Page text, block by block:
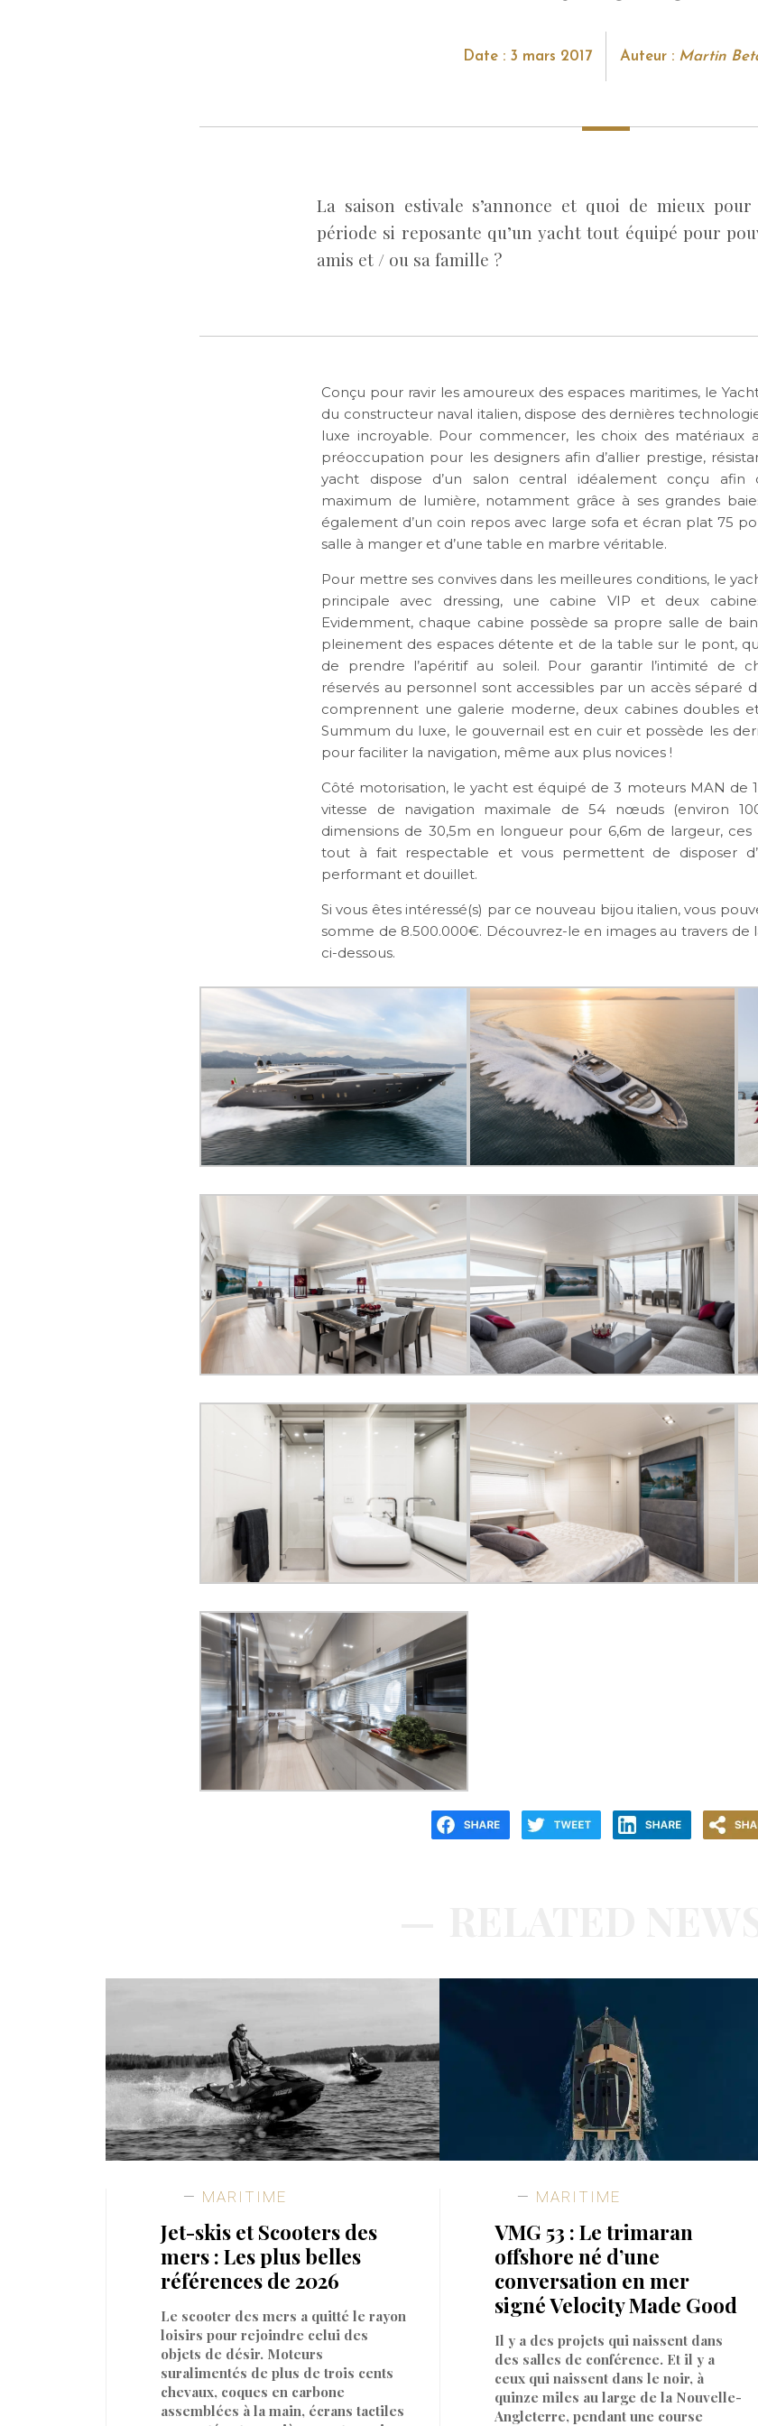
Date : 3 mars 2017 Auteur : Martin
La saison estivale s’annonce et quoi de mieux
période si reposante qu’un yacht tout équipé pour
amis et / ou sa famille ?
Conçu pour ravir les amoureux des espaces maritimes, le
du constructeur naval italien, dispose des dernières
luxe incroyable. Pour commencer, les choix des matériaux
préoccupation pour les designers afin d’allier prestige,
yacht dispose d’un salon central idéalement conçu afin
maximum de lumière, notamment grâce à ses grandes
également d’un coin repos avec large sofa et écran plat 75
salle à manger et d’une table en marbre véritable.
Pour mettre ses convives dans les meilleures conditions, le
principale avec dressing, une cabine VIP et deux
Evidemment, chaque cabine possède sa propre salle de
pleinement des espaces détente et de la table sur le pont,
de prendre l’apéritif au soleil. Pour garantir l’intimité de
réservés au personnel sont accessibles par un accès séparé
comprennent une galerie moderne, deux cabines doubles
Summum du luxe, le gouvernail est en cuir et possède les
pour faciliter la navigation, même aux plus novices !
Côté motorisation, le yacht est équipé de 3 moteurs MAN de
vitesse de navigation maximale de 54 nœuds (environ
dimensions de 30,5m en longueur pour 6,6m de largeur,
tout à fait respectable et vous permettent de disposer
performant et douillet.
Si vous êtes intéressé(s) par ce nouveau bijou italien, vous
somme de 8.500.000€. Découvrez-le en images au travers de
ci-dessous.
MARITIME
Jet-skis et Scooters des
mers : Les plus belles
références de 2026
Le scooter des mers a quitté le rayon
loisirs pour rejoindre celui des
objets de désir. Moteurs
suralimentés de plus de trois cents
chevaux, coques en carbone
assemblées à la main, écrans tactiles
MARITIME
VMG 53 : Le trimaran
offshore né d’une
conversation en mer
signé Velocity Made Good
Il y a des projets qui naissent dans
des salles de conférence. Et il y a
ceux qui naissent dans le noir, à
quinze miles au large de la Nouvelle-
Angleterre, pendant une course